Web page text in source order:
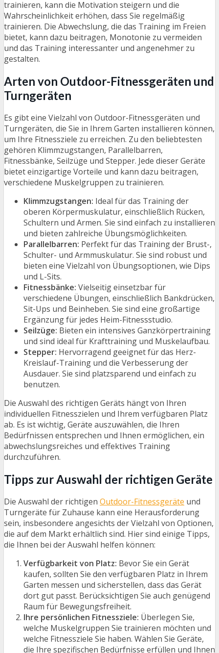
trainieren, kann die Motivation steigern und die
Wahrscheinlichkeit erhöhen, dass Sie regelmäßig
trainieren. Die Abwechslung, die das Training im Freien
bietet, kann dazu beitragen, Monotonie zu vermeiden
und das Training interessanter und angenehmer zu
gestalten.
Arten von Outdoor-Fitnessgeräten und
Turngeräten
Es gibt eine Vielzahl von Outdoor-Fitnessgeräten und
Turngeräten, die Sie in Ihrem Garten installieren können,
um Ihre Fitnessziele zu erreichen. Zu den beliebtesten
gehören Klimmzugstangen, Parallelbarren,
Fitnessbänke, Seilzüge und Stepper. Jede dieser Geräte
bietet einzigartige Vorteile und kann dazu beitragen,
verschiedene Muskelgruppen zu trainieren.
Klimmzugstangen: Ideal für das Training der
oberen Körpermuskulatur, einschließlich Rücken,
Schultern und Armen. Sie sind einfach zu installieren
und bieten zahlreiche Übungsmöglichkeiten.
Parallelbarren: Perfekt für das Training der Brust-,
Schulter- und Armmuskulatur. Sie sind robust und
bieten eine Vielzahl von Übungsoptionen, wie Dips
und L-Sits.
Fitnessbänke: Vielseitig einsetzbar für
verschiedene Übungen, einschließlich Bankdrücken,
Sit-Ups und Beinheben. Sie sind eine großartige
Ergänzung für jedes Heim-Fitnessstudio.
Seilzüge: Bieten ein intensives Ganzkörpertraining
und sind ideal für Krafttraining und Muskelaufbau.
Stepper: Hervorragend geeignet für das Herz-
Kreislauf-Training und die Verbesserung der
Ausdauer. Sie sind platzsparend und einfach zu
benutzen.
Die Auswahl des richtigen Geräts hängt von Ihren
individuellen Fitnesszielen und Ihrem verfügbaren Platz
ab. Es ist wichtig, Geräte auszuwählen, die Ihren
Bedürfnissen entsprechen und Ihnen ermöglichen, ein
abwechslungsreiches und effektives Training
durchzuführen.
Tipps zur Auswahl der richtigen Geräte
Die Auswahl der richtigen Outdoor-Fitnessgeräte und
Turngeräte für Zuhause kann eine Herausforderung
sein, insbesondere angesichts der Vielzahl von Optionen,
die auf dem Markt erhältlich sind. Hier sind einige Tipps,
die Ihnen bei der Auswahl helfen können:
Verfügbarkeit von Platz: Bevor Sie ein Gerät
kaufen, sollten Sie den verfügbaren Platz in Ihrem
Garten messen und sicherstellen, dass das Gerät
dort gut passt. Berücksichtigen Sie auch genügend
Raum für Bewegungsfreiheit.
Ihre persönlichen Fitnessziele: Überlegen Sie,
welche Muskelgruppen Sie trainieren möchten und
welche Fitnessziele Sie haben. Wählen Sie Geräte,
die Ihre spezifischen Bedürfnisse erfüllen und Ihnen